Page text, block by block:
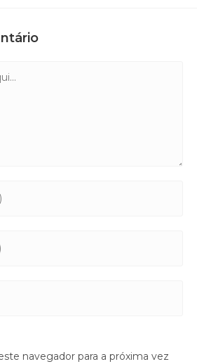
navegador para a próxima vez